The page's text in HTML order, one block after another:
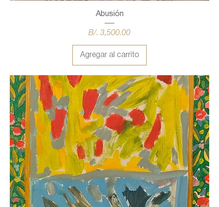
Abusión
Precio
B/. 3,500.00
Agregar al carrito